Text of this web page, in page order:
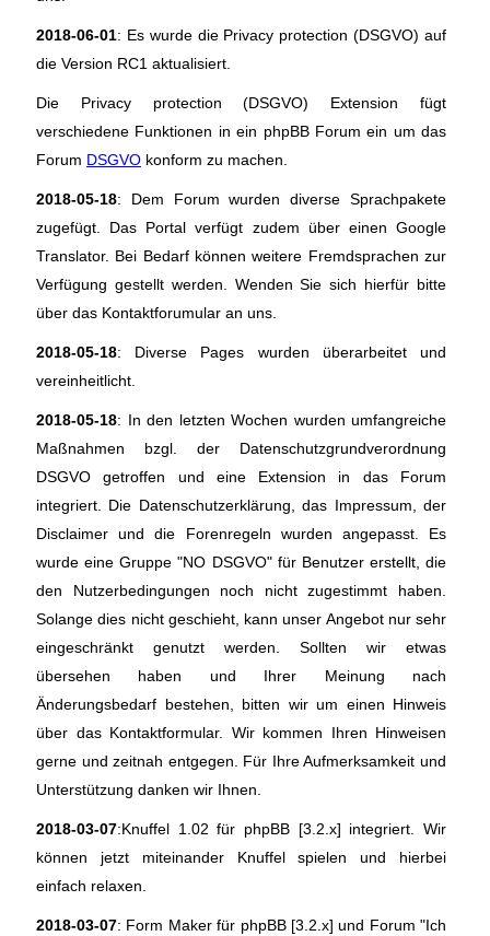
2018-06-01: Es wurde die Privacy protection (DSGVO) auf
die Version RC1 aktualisiert.
Die Privacy protection (DSGVO) Extension fügt
verschiedene Funktionen in ein phpBB Forum ein um das
Forum DSGVO konform zu machen.
2018-05-18: Dem Forum wurden diverse Sprachpakete
zugefügt. Das Portal verfügt zudem über einen Google
Translator. Bei Bedarf können weitere Fremdsprachen zur
Verfügung gestellt werden. Wenden Sie sich hierfür bitte
über das Kontaktforumular an uns.
2018-05-18: Diverse Pages wurden überarbeitet und
vereinheitlicht.
2018-05-18: In den letzten Wochen wurden umfangreiche
Maßnahmen bzgl. der Datenschutzgrundverordnung
DSGVO getroffen und eine Extension in das Forum
integriert. Die Datenschutzerklärung, das Impressum, der
Disclaimer und die Forenregeln wurden angepasst. Es
wurde eine Gruppe "NO DSGVO" für Benutzer erstellt, die
den Nutzerbedingungen noch nicht zugestimmt haben.
Solange dies nicht geschieht, kann unser Angebot nur sehr
eingeschränkt genutzt werden. Sollten wir etwas
übersehen haben und Ihrer Meinung nach
Änderungsbedarf bestehen, bitten wir um einen Hinweis
über das Kontaktformular. Wir kommen Ihren Hinweisen
gerne und zeitnah entgegen. Für Ihre Aufmerksamkeit und
Unterstützung danken wir Ihnen.
2018-03-07:Knuffel 1.02 für phpBB [3.2.x] integriert. Wir
können jetzt miteinander Knuffel spielen und hierbei
einfach relaxen.
2018-03-07: Form Maker für phpBB [3.2.x] und Forum "Ich